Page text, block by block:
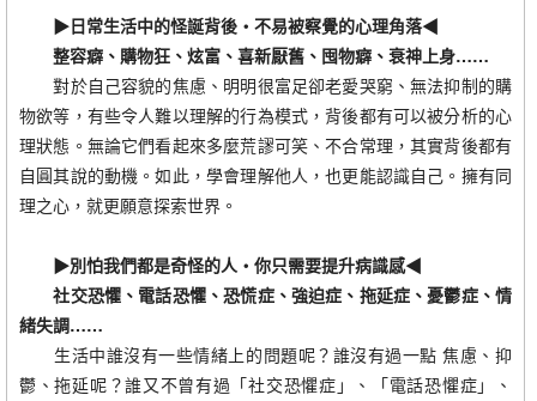
▶日常生活中的怪誕背後‧不易被察覺的心理角落◀
整容癖、購物狂、炫富、喜新厭舊、囤物癖、衰神上身……
對於自己容貌的焦慮、明明很富足卻老愛哭窮、無法抑制的購
物欲等，有些令人難以理解的行為模式，背後都有可以被分析的心
理狀態。無論它們看起來多麼荒謬可笑、不合常理，其實背後都有
自圓其說的動機。如此，學會理解他人，也更能認識自己。擁有同
理之心，就更願意探索世界。
▶別怕我們都是奇怪的人‧你只需要提升病識感◀
社交恐懼、電話恐懼、恐慌症、強迫症、拖延症、憂鬱症、情
緒失調……
生活中誰沒有一些情緒上的問題呢？誰沒有過一點 焦慮、抑
鬱、拖延呢？誰又不曾有過「社交恐懼症」、「電話恐懼症」、